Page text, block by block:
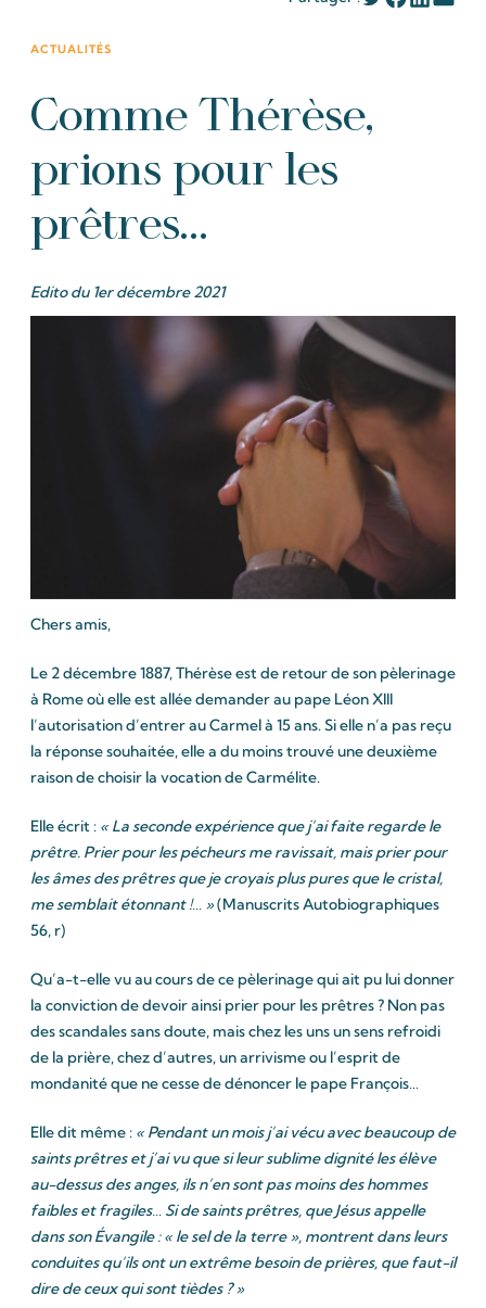
ACTUALITÉS
Comme Thérèse,
prions pour les
prêtres…
Edito du 1er décembre 2021
Chers amis,
Le 2 décembre 1887, Thérèse est de retour de son pèlerinage
à Rome où elle est allée demander au pape Léon XIII
l’autorisation d’entrer au Carmel à 15 ans. Si elle n’a pas reçu
la réponse souhaitée, elle a du moins trouvé une deuxième
raison de choisir la vocation de Carmélite.
Elle écrit : « La seconde expérience que j’ai faite regarde le
prêtre. Prier pour les pécheurs me ravissait, mais prier pour
les âmes des prêtres que je croyais plus pures que le cristal,
me semblait étonnant !… »(Manuscrits Autobiographiques
56, r)
Qu’a-t-elle vu au cours de ce pèlerinage qui ait pu lui donner
la conviction de devoir ainsi prier pour les prêtres ? Non pas
des scandales sans doute, mais chez les uns un sens refroidi
de la prière, chez d’autres, un arrivisme ou l’esprit de
mondanité que ne cesse de dénoncer le pape François…
Elle dit même : « Pendant un mois j’ai vécu avec beaucoup de
saints prêtres et j’ai vu que si leur sublime dignité les élève
au-dessus des anges, ils n’en sont pas moins des hommes
faibles et fragiles… Si de saints prêtres, que Jésus appelle
dans son Évangile : « le sel de la terre », montrent dans leurs
conduites qu’ils ont un extrême besoin de prières, que faut-il
dire de ceux qui sont tièdes ? »